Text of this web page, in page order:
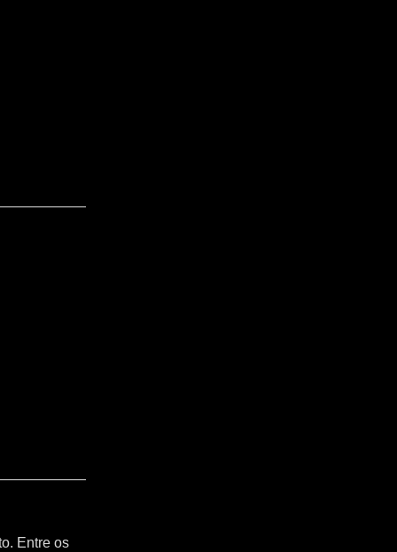
Entre os